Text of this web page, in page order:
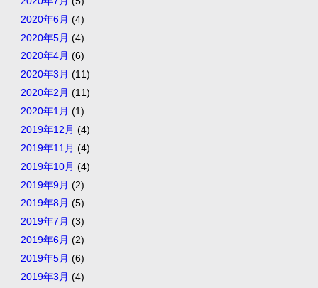
2020年6月 (4)
2020年5月 (4)
2020年4月 (6)
2020年3月 (11)
2020年2月 (11)
2020年1月 (1)
2019年12月 (4)
2019年11月 (4)
2019年10月 (4)
2019年9月 (2)
2019年8月 (5)
2019年7月 (3)
2019年6月 (2)
2019年5月 (6)
2019年3月 (4)